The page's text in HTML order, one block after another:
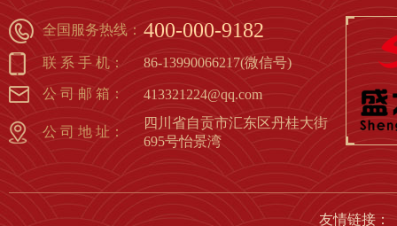
全国服务热线： 400-000-9182
联 系 手 机： 86-13990066217(微信号)
公 司 邮 箱： 413321224@qq.com
公 司 地 址：
四川省自贡市汇东区丹桂大街
695号怡景湾
友情链接：